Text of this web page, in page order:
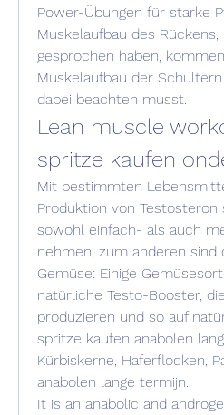
Power-Übungen für starke
Muskelaufbau des
gesprochen haben,
Muskelaufbau der
dabei beachten musst.
Lean muscle
spritze kaufen
Mit bestimmten
Produktion von
sowohl einfach- als auch
nehmen, zum anderen sind
Gemüse: Einige
natürliche Testo-Booster,
produzieren und so auf
spritze kaufen anabolen
Kürbiskerne, Haferflocken,
anabolen lange termijn.
It is an anabolic and